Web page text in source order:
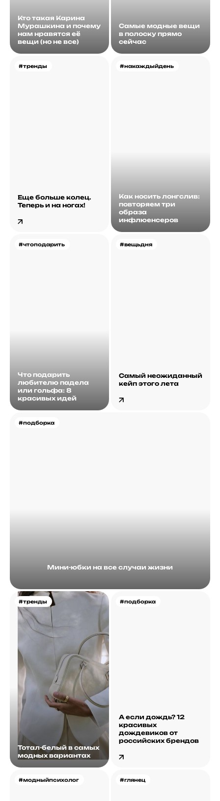
Кто такая Карина
Мурашкина и почему
нам нравятся её
вещи (но не все)
Самые модные вещи
в полоску прямо
сейчас
#тренды
Еще больше колец.
Теперь и на ногах!
#накаждыйдень
Как носить лонгслив:
повторяем три
образа
инфлюенсеров
#чтоподарить
Что подарить
любителю падела
или гольфа: 8
красивых идей
#подборка
Мини-юбки на все случаи жизни
#вещьдня
Самый неожиданный
кейп этого лета
#тренды
Тотал-белый в самых
модных вариантах
#подборка
А если дождь? 12
красивых
дождевиков от
российских брендов
#модныйпсихолог #глянец